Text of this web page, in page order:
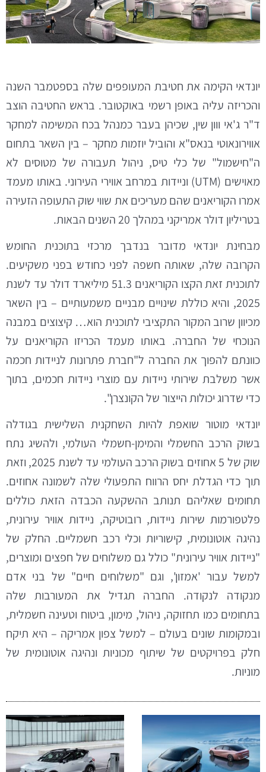
יונדאי הקימה את חטיבת המעופפים שלה בספטמבר השנה
והכריזה עליה באופן רשמי באוקטובר. בראש החטיבה הוצב
ד"ר ג'אי ווון שין, שכיהן בעבר כמנהל בכח המשימה למחקר
אווירונאוטי בנאס"א והוביל יוזמות מחקר – בין השאר בתחום
ה"חישמול" של כלי טיס, ניהול תעבורה של מטוסים לא
מאוישים (UTM) וניידות במרחב אווירי העירוני. באותו מעמד
אמרו הקוריאנים שהם מעריכים את שווי שוק התעופה הזעירה
בטריליון דולר אמריקני במהלך 20 השנים הבאות.
מבחינת יונדאי מדובר בנדבך מרכזי בתוכנית החומש
הקרובה שלה, שאותה חשפה לפני כחודש בפני משקיעים.
לתוכנית זאת הקצו הקוריאנים 51.3 מיליארד דולר עד לשנת
2025, והיא כוללת שינויים מבניים משמעותיים – בין השאר
מכיוון שרוב המקור התקציבי לתוכנית הוא… קיצוצים במבנה
הנוכחי של החברה. באותו מעמד הכריזו הקוריאנים על
כוונתם להפוך את החברה ל"חברת פתרונות לניידות חכמה
אשר משלבת שירותי ניידות עם מוצרי ניידות חכמים, בתוך
כדי שדרוג יכולות הייצור של הקונצרן".
יונדאי מוטור שואפת להיות השחקנית השלישית בגודלה
בשוק הרכב החשמלי והמימן-חשמלי העולמי, ולהשיג נתח
שוק של 5 אחוזים בשוק הרכב העולמי עד לשנת 2025, וזאת
תוך כדי הגדלת יחס הרווח התפעולי שלה לשמונה אחוזים.
תחומים שאליהם תנותב ההשקעה הכבדה הזאת כוללים
פלטפורמות שירות ניידות, רובוטיקה, ניידות אוויר עירונית,
נהיגה אוטונומית, קישוריות וכלי רכב חשמליים. החלק של
"ניידות אוויר עירונית" כולל גם משלוחים של חפצים ומוצרים,
למשל עבור 'אמזון', וגם "משלוחים חיים" של בני אדם
מנקודה לנקודה. החברה תגדיל את המעורבות שלה
בתחומים כמו תחזוקה, ניהול, מימון, ביטוח וטעינה חשמלית,
ובמקומות שונים בעולם – למשל צפון אמריקה – היא תיקח
חלק בפרויקטים של שיתוף מכוניות ונהיגה אוטונומית של
מוניות.